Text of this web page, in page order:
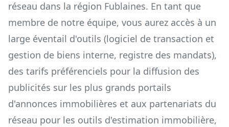
réseau dans la région Fublaines. En tant que
membre de notre équipe, vous aurez accès à un
large éventail d'outils (logiciel de transaction et
gestion de biens interne, registre des mandats),
des tarifs préférenciels pour la diffusion des
publicités sur les plus grands portails
d'annonces immobilières et aux partenariats du
réseau pour les outils d'estimation immobilière,